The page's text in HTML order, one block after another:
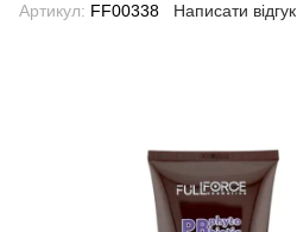
Артикул: FF00338 Написати відгук